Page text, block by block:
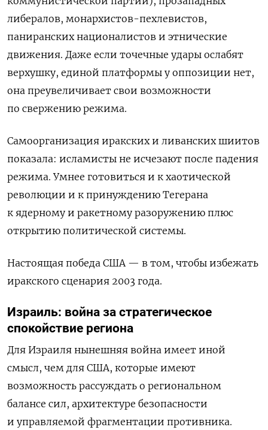
либералов, монархистов-пехлевистов,
паниранских националистов и этнические
движения. Даже если точечные удары ослабят
верхушку, единой платформы у оппозиции нет,
она преувеличивает свои возможности
по свержению режима.
Самоорганизация иракских и ливанских шиитов
показала: исламисты не исчезают после падения
режима. Умнее готовиться и к хаотической
революции и к принуждению Тегерана
к ядерному и ракетному разоружению плюс
открытию политической системы.
Настоящая победа США — в том, чтобы избежать
иракского сценария 2003 года.
Израиль: война за стратегическое
спокойствие региона
Для Израиля нынешняя война имеет иной
смысл, чем для США, которые имеют
возможность рассуждать о региональном
балансе сил, архитектуре безопасности
и управляемой фрагментации противника.